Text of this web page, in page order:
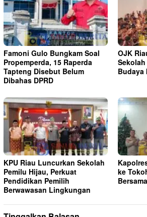
Famoni Gulo Bungkam Soal
Propemperda, 15 Raperda
Tapteng Disebut Belum
Dibahas DPRD
OJK
Budaya
KPU Riau Luncurkan Sekolah
Pemilu Hijau, Perkuat
Pendidikan Pemilih
Berwawasan Lingkungan
ke